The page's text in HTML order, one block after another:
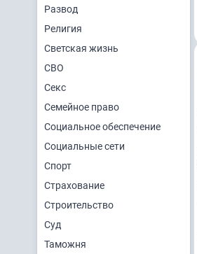
Развод
Религия
Светская жизнь
СВО
Секс
Семейное право
Социальное обеспечение
Социальные сети
Спорт
Страхование
Строительство
Суд
Таможня